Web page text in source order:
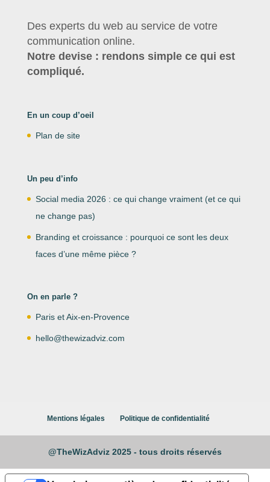
Des experts du web au service de votre
communication online.
Notre devise : rendons simple ce qui est
compliqué.
En un coup d’oeil
Plan de site
Un peu d’info
Social media 2026 : ce qui change vraiment (et ce qui
ne change pas)
Branding et croissance : pourquoi ce sont les deux
faces d’une même pièce ?
On en parle ?
Paris et Aix-en-Provence
hello@thewizadviz.com
Mentions légales Politique de confidentialité
@TheWizAdviz 2025 - tous droits réservés